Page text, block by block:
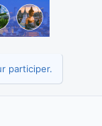
participer.